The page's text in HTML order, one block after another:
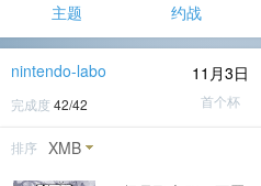
主题 约战
nintendo-labo
完成度 42/42
11月3日
首个杯
排序 XMB